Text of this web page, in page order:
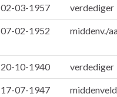
02-03-1957 verdediger
07-02-1952 middenv./
20-10-1940 verdediger
17-07-1947